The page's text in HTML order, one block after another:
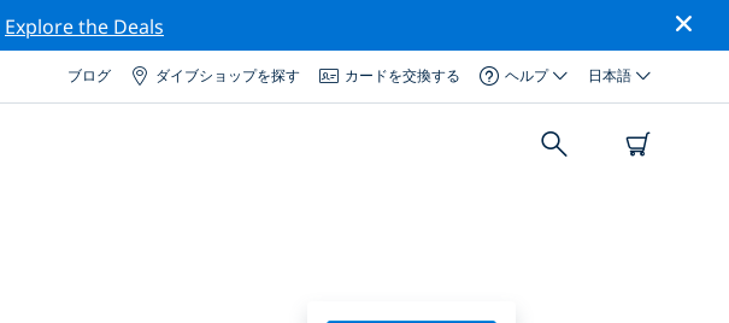
Explore the Deals
ブログ ダイブショップを探す カードを交換する ヘルプ 日本語